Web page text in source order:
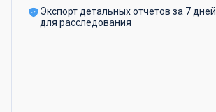
Экспорт детальных отчетов за 7 дней
для расследования